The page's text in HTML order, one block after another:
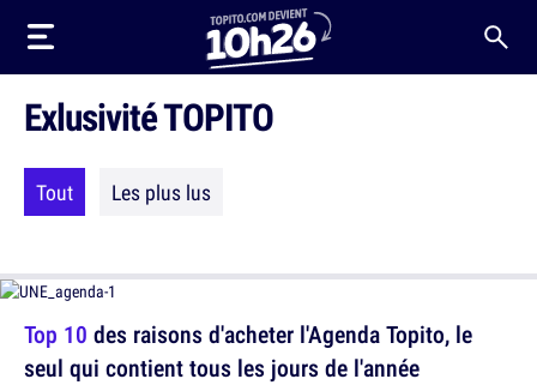
Exlusivité TOPITO
Tout Les plus lus
Top 10 des raisons d'acheter l'Agenda Topito, le
seul qui contient tous les jours de l'année